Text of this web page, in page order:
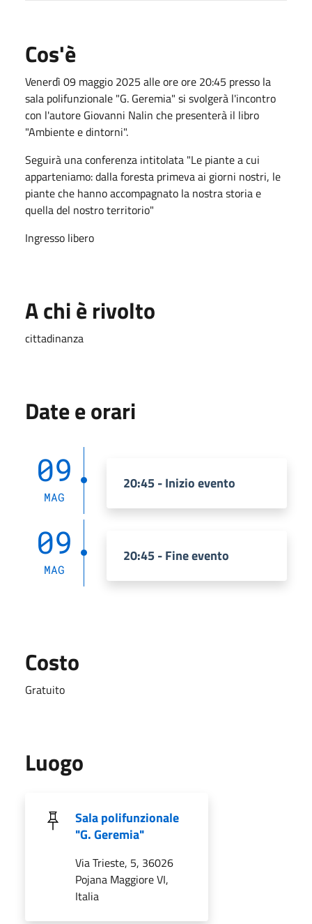
Cos'è
Venerdì 09 maggio 2025 alle ore ore 20:45 presso la
sala polifunzionale "G. Geremia" si svolgerà l'incontro
con l'autore Giovanni Nalin che presenterà il libro
"Ambiente e dintorni".
Seguirà una conferenza intitolata "Le piante a cui
apparteniamo: dalla foresta primeva ai giorni nostri, le
piante che hanno accompagnato la nostra storia e
quella del nostro territorio"
Ingresso libero
A chi è rivolto
cittadinanza
Date e orari
09
MAG
20:45 - Inizio evento
09
MAG
20:45 - Fine evento
Costo
Gratuito
Luogo
Sala polifunzionale
"G. Geremia"
Via Trieste, 5, 36026
Pojana Maggiore VI,
Italia